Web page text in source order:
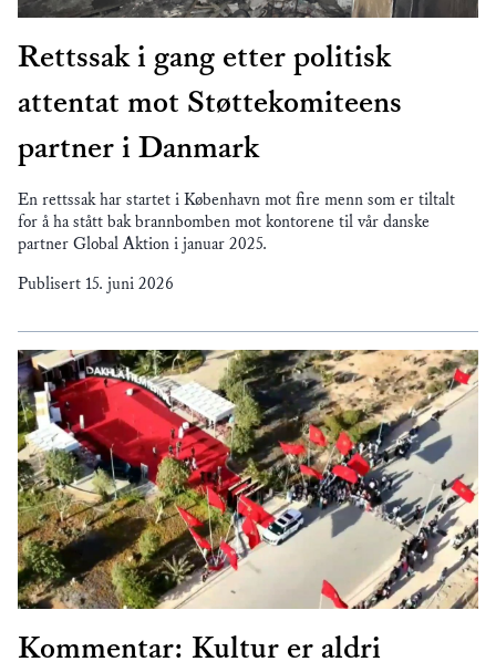
Rettssak i gang etter politisk
attentat mot Støttekomiteens
partner i Danmark
En rettssak har startet i København mot fire menn som er tiltalt
for å ha stått bak brannbomben mot kontorene til vår danske
partner Global Aktion i januar 2025.
Publisert 15. juni 2026
Kommentar: Kultur er aldri